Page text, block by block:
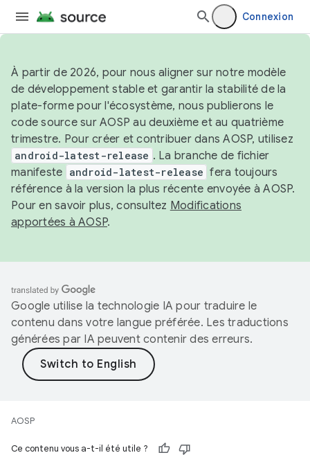
Connexion
À partir de 2026, pour nous aligner sur notre modèle
de développement stable et garantir la stabilité de la
plate-forme pour l'écosystème, nous publierons le
code source sur AOSP au deuxième et au quatrième
trimestre. Pour créer et contribuer dans AOSP, utilisez
android-latest-release . La branche de fichier
manifeste android-latest-release fera toujours
référence à la version la plus récente envoyée à AOSP.
Pour en savoir plus, consultez Modifications
apportées à AOSP.
Google utilise la technologie IA pour traduire le
contenu dans votre langue préférée. Les traductions
générées par IA peuvent contenir des erreurs.
AOSP
Ce contenu vous a-t-il été utile ?